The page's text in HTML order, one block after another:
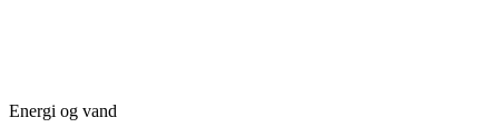
Energi og vand